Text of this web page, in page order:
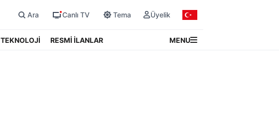
Ara Canlı TV Tema Üyelik
TEKNOLOJİ RESMİ İLANLAR MENU